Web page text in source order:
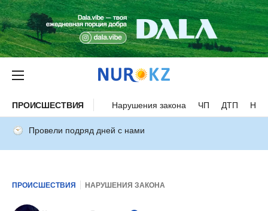
ПРОИСШЕСТВИЯ Нарушения закона ЧП ДТП
Провели подряд дней с нами
ПРОИСШЕСТВИЯ НАРУШЕНИЯ ЗАКОНА